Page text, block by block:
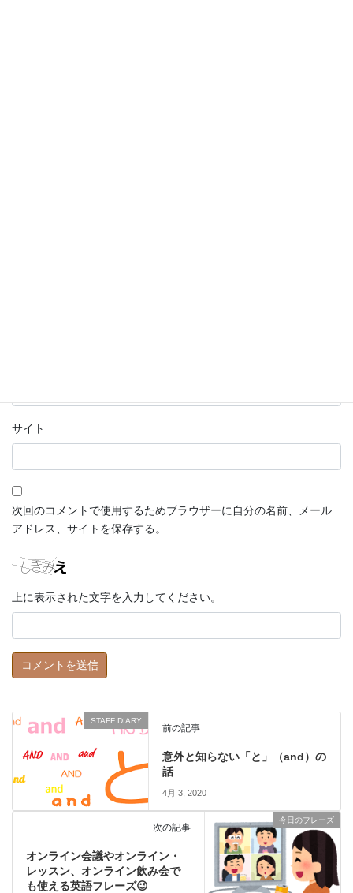
サイト
次回のコメントで使用するためブラウザーに自分の名前、メール
アドレス、サイトを保存する。
上に表示された文字を入力してください。
STAFF DIARY
前の記事
意外と知らない「と」（and）の
話
4月 3, 2020
今日のフレーズ
次の記事
オンライン会議やオンライン・
レッスン、オンライン飲み会で
も使える英語フレーズ😉